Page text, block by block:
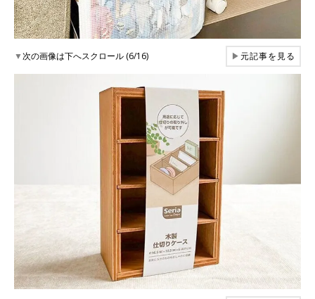
▼次の画像は下へスクロール (6/16) ▶元記事を見る